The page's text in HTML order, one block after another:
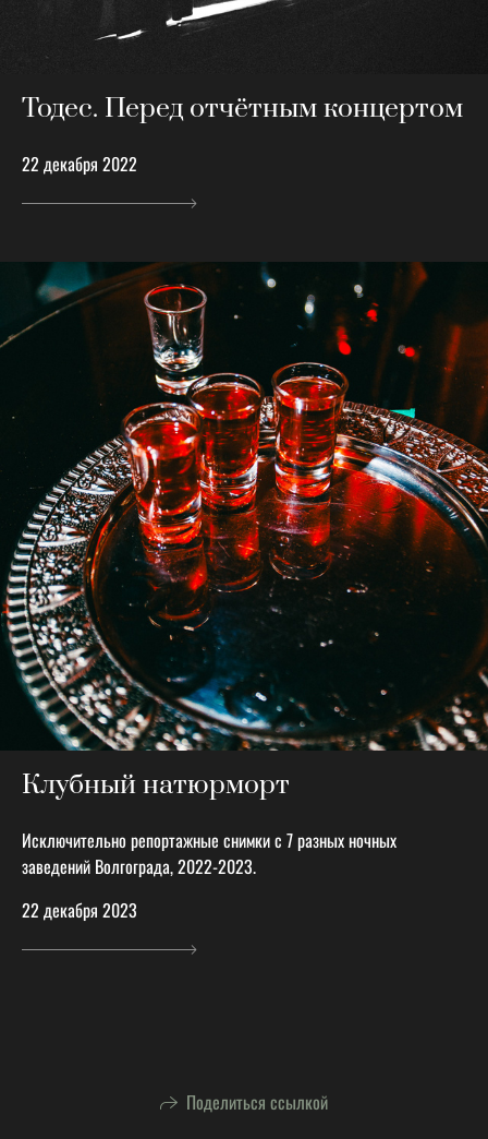
Тодес. Перед отчётным концертом
22 декабря 2022
Клубный натюрморт
Исключительно репортажные снимки с 7 разных ночных
заведений Волгограда, 2022-2023.
22 декабря 2023
Поделиться ссылкой